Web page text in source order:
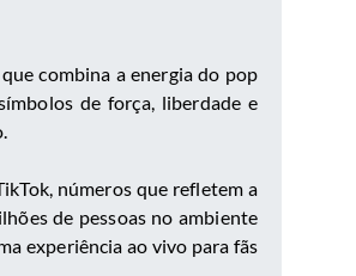
combina a energia do pop
de força, liberdade e
números que refletem a
de pessoas no ambiente
experiência ao vivo para fãs